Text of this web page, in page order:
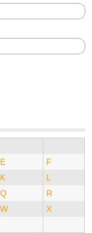
E
F
K
L
Q
R
W
X